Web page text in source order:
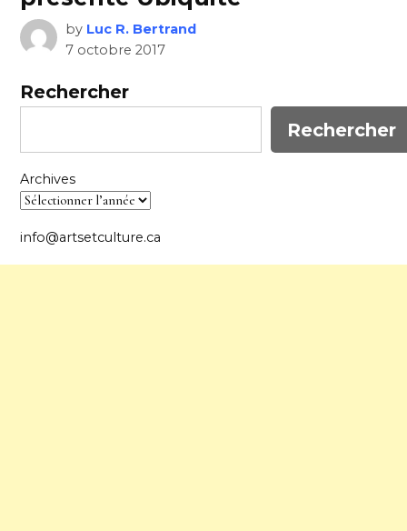
by Luc R. Bertrand
7 octobre 2017
Rechercher
Rechercher
Archives
info@artsetculture.ca